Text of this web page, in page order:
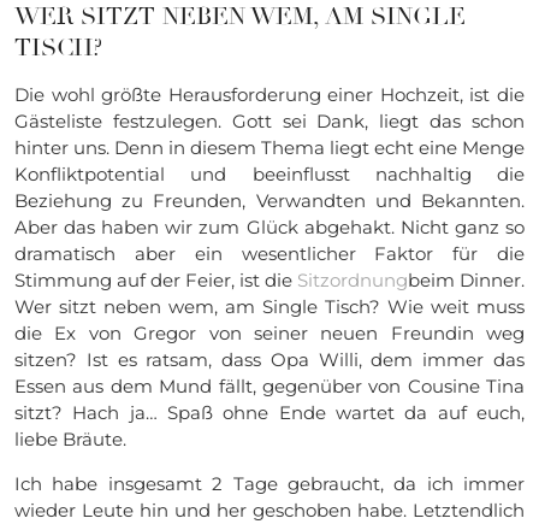
WER SITZT NEBEN WEM, AM SINGLE
TISCH?
Die wohl größte Herausforderung einer Hochzeit, ist die
Gästeliste festzulegen. Gott sei Dank, liegt das schon
hinter uns. Denn in diesem Thema liegt echt eine Menge
Konfliktpotential und beeinflusst nachhaltig die
Beziehung zu Freunden, Verwandten und Bekannten.
Aber das haben wir zum Glück abgehakt. Nicht ganz so
dramatisch aber ein wesentlicher Faktor für die
Stimmung auf der Feier, ist die Sitzordnungbeim Dinner.
Wer sitzt neben wem, am Single Tisch? Wie weit muss
die Ex von Gregor von seiner neuen Freundin weg
sitzen? Ist es ratsam, dass Opa Willi, dem immer das
Essen aus dem Mund fällt, gegenüber von Cousine Tina
sitzt? Hach ja… Spaß ohne Ende wartet da auf euch,
liebe Bräute.
Ich habe insgesamt 2 Tage gebraucht, da ich immer
wieder Leute hin und her geschoben habe. Letztendlich